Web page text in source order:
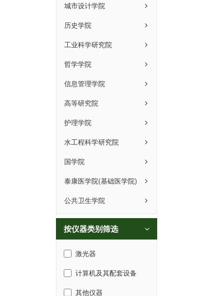
城市设计学院
历史学院
工业科学研究院
哲学学院
信息管理学院
高等研究院
护理学院
水工程科学研究院
国学院
泰康医学院(基础医学院)
公共卫生学院
按仪器类别筛选
激光器
计算机及其配套设备
其他仪器